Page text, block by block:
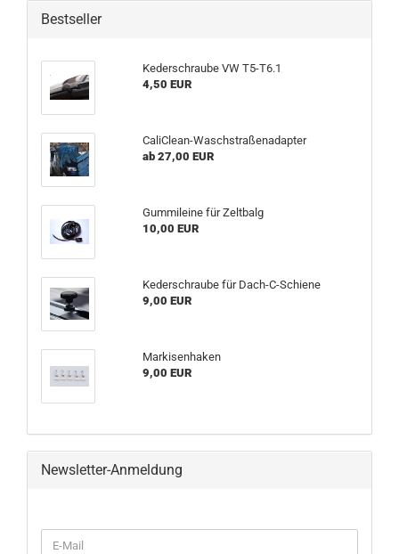
Bestseller
Kederschraube VW T5-T6.1
4,50 EUR
CaliClean-Waschstraßenadapter
ab 27,00 EUR
Gummileine für Zeltbalg
10,00 EUR
Kederschraube für Dach-C-Schiene
9,00 EUR
Markisenhaken
9,00 EUR
Newsletter-Anmeldung
E-